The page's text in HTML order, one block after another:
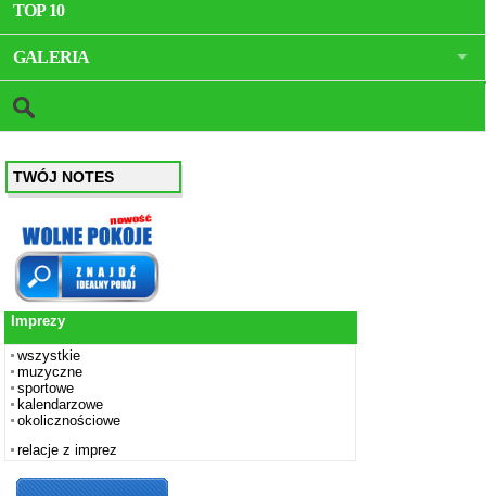
TOP 10
GALERIA
TWÓJ NOTES
Imprezy
wszystkie
muzyczne
sportowe
kalendarzowe
okolicznościowe
relacje z imprez